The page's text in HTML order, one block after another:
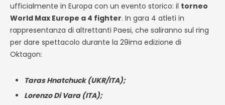
ufficialmente in Europa con un evento storico: il torneo
World Max Europe a 4 fighter. In gara 4 atleti in
rappresentanza di altrettanti Paesi, che saliranno sul ring
per dare spettacolo durante la 29ima edizione di
Oktagon:
Taras Hnatchuck (UKR/ITA);
Lorenzo Di Vara (ITA);